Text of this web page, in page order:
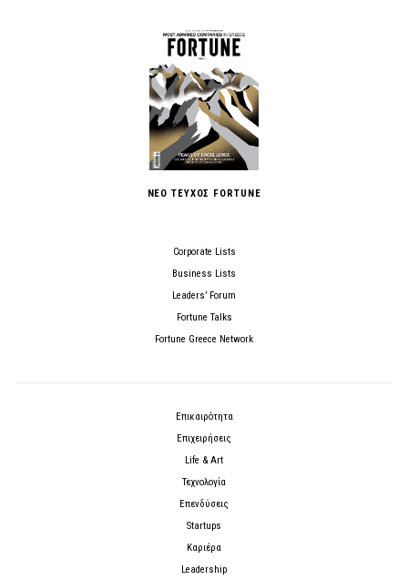
ΝΕΟ ΤΕΥΧΟΣ FORTUNE
Corporate Lists
Business Lists
Leaders’ Forum
Fortune Talks
Fortune Greece Network
Επικαιρότητα
Επιχειρήσεις
Life & Art
Τεχνολογία
Επενδύσεις
Startups
Καριέρα
Leadership